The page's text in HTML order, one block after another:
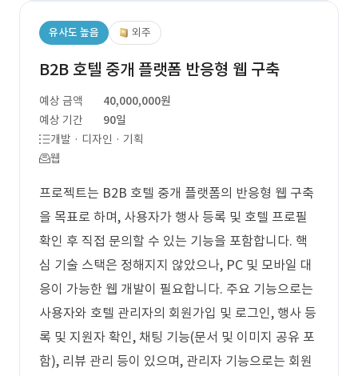
유사도 높음 외주
B2B 호텔 중개 플랫폼 반응형 웹 구축
예상 금액
40,000,000원
예상 기간
90일
개발 · 디자인 · 기획
웹
프로젝트는 B2B 호텔 중개 플랫폼의 반응형 웹 구축
을 목표로 하며, 사용자가 행사 등록 및 호텔 프로필
확인 후 직접 문의할 수 있는 기능을 포함합니다. 핵
심 기술 스택은 정해지지 않았으나, PC 및 모바일 대
응이 가능한 웹 개발이 필요합니다. 주요 기능으로는
사용자와 호텔 관리자의 회원가입 및 로그인, 행사 등
록 및 지원자 확인, 채팅 기능(문서 및 이미지 공유 포
함), 리뷰 관리 등이 있으며, 관리자 기능으로는 회원